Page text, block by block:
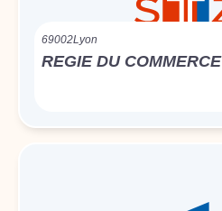
69002Lyon
REGIE DU COMMERCE